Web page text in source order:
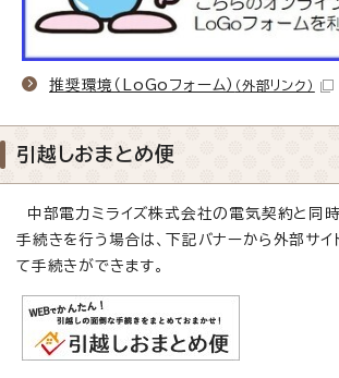
推奨環境（LoGoフォーム） （外部リンク）
引越しおまとめ便
中部電力ミライズ株式会社の電気契約と同
手続きを行う場合は、下記バナーから外部サイ
て手続きができます。